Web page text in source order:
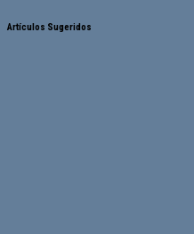
Artículos Sugeridos